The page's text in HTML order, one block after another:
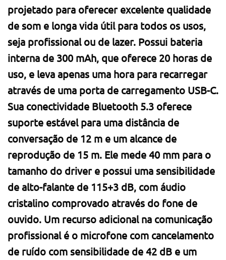
projetado para oferecer excelente qualidade
de som e longa vida útil para todos os usos,
seja profissional ou de lazer. Possui bateria
interna de 300 mAh, que oferece 20 horas de
uso, e leva apenas uma hora para recarregar
através de uma porta de carregamento USB-C.
Sua conectividade Bluetooth 5.3 oferece
suporte estável para uma distância de
conversação de 12 m e um alcance de
reprodução de 15 m. Ele mede 40 mm para o
tamanho do driver e possui uma sensibilidade
de alto-falante de 115+3 dB, com áudio
cristalino comprovado através do fone de
ouvido. Um recurso adicional na comunicação
profissional é o microfone com cancelamento
de ruído com sensibilidade de 42 dB e um